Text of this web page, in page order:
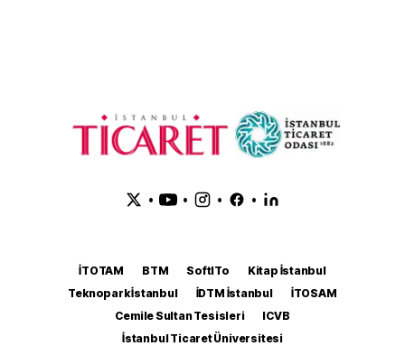
• • • •
İTOTAM BTM SoftITo
Kitap İstanbul
Teknopark İstanbul
İDTM İstanbul
İTOSAM
Cemile Sultan Tesisleri
ICVB
İstanbul Ticaret Üniversitesi